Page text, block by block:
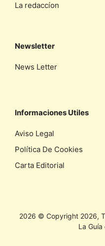
La redaccíon
Newsletter
News Letter
Informaciones Utiles
Aviso Legal
Política De Cookies
Carta Editorial
2026 © Copyright 2026,
La